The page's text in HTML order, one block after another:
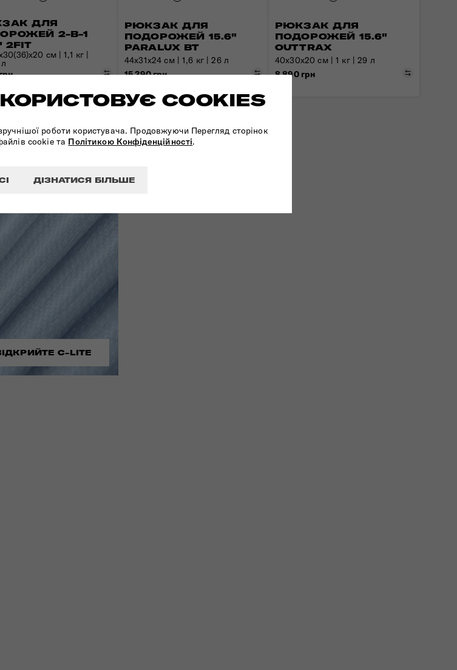
COOKIES
роботи користувача. Продовжуючи Перегляд сторінок
cookie та Політикою Конфіденційності.
ДІЗНАТИСЯ БІЛЬШЕ
ДЛЯ
2-В-1
2FIT
Порівняти
см | 1,1 кг |
РЮКЗАК ДЛЯ
ПОДОРОЖЕЙ 15.6"
PARALUX BT
Порівняти
44x31x24 см | 1,6 кг | 26 л
15 390 грн
РЮКЗАК ДЛЯ
ПОДОРОЖЕЙ 15.6"
OUTTRAX
40x30x20 см | 1 кг | 29 л
8 890 грн
C-LITE